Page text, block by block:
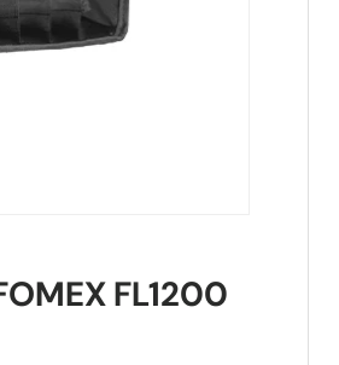
FL1200